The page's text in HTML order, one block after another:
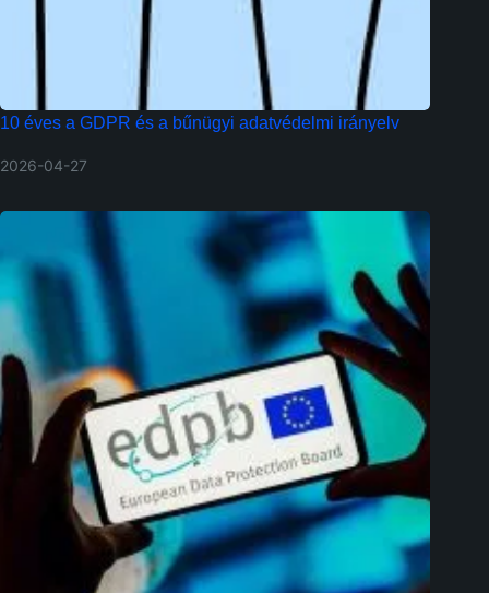
10 éves a GDPR és a bűnügyi adatvédelmi irányelv
2026-04-27